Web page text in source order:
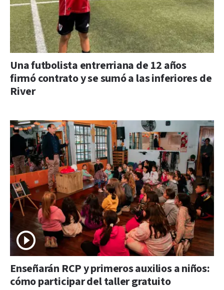
Una futbolista entrerriana de 12 años
firmó contrato y se sumó a las inferiores de
River
Enseñarán RCP y primeros auxilios a niños:
cómo participar del taller gratuito